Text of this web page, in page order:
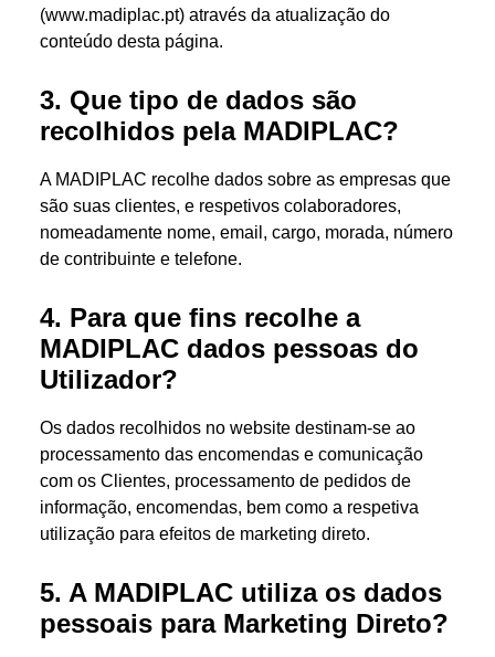
(www.madiplac.pt) através da atualização do
conteúdo desta página.
3. Que tipo de dados são
recolhidos pela MADIPLAC?
A MADIPLAC recolhe dados sobre as empresas que
são suas clientes, e respetivos colaboradores,
nomeadamente nome, email, cargo, morada, número
de contribuinte e telefone.
4. Para que fins recolhe a
MADIPLAC dados pessoas do
Utilizador?
Os dados recolhidos no website destinam-se ao
processamento das encomendas e comunicação
com os Clientes, processamento de pedidos de
informação, encomendas, bem como a respetiva
utilização para efeitos de marketing direto.
5. A MADIPLAC utiliza os dados
pessoais para Marketing Direto?